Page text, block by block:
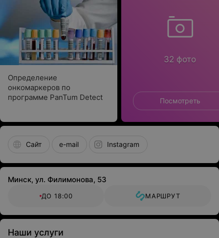
Определение
онкомаркеров по
программе PanTum Detect
32 фото
Посмотреть
Сайт e-mail Instagram
Минск, ул. Филимонова, 53
ДО 18:00 МАРШРУТ
Наши услуги